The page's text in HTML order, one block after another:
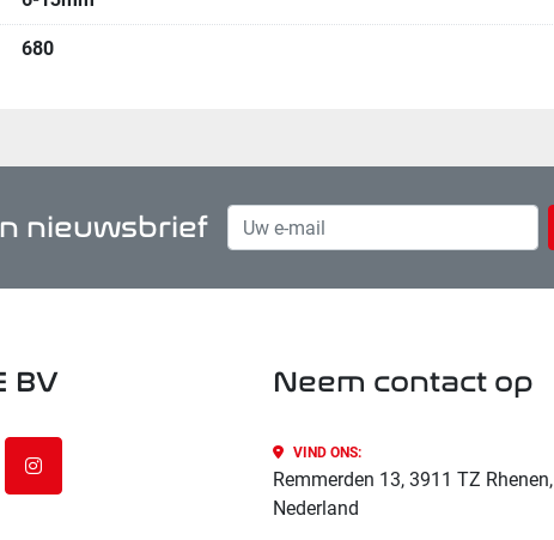
680
nieuwsbrief
BV
instagram
Neem contact op
VIND ONS:
Remmerden 13, 3911 TZ Rhenen,
Nederland